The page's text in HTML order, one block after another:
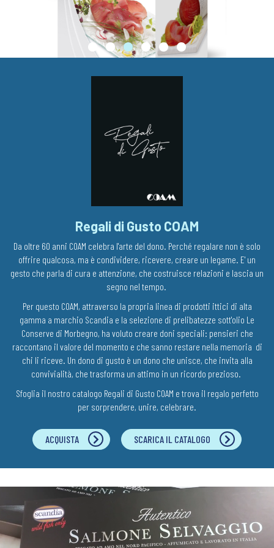
Regali di Gusto COAM
Da oltre 60 anni COAM celebra l'arte del dono. Perché regalare non è solo
offrire qualcosa, ma è condividere, ricevere, creare un legame. E' un
gesto che parla di cura e attenzione, che costruisce relazioni e lascia un
segno nel tempo.
Per questo COAM, attraverso la propria linea di prodotti ittici di alta
gamma a marchio Scandia e la selezione di prelibatezze sott'olio Le
Conserve di Morbegno, ha voluto creare doni speciali: pensieri che
raccontano il valore del momento e che sanno restare nella memoria di
chi li riceve. Un dono di gusto è un dono che unisce, che invita alla
convivialità, che trasforma un attimo in un ricordo prezioso.
Sfoglia il nostro catalogo Regali di Gusto COAM e trova il regalo perfetto
per sorprendere, unire, celebrare.
ACQUISTA SCARICA IL CATALOGO